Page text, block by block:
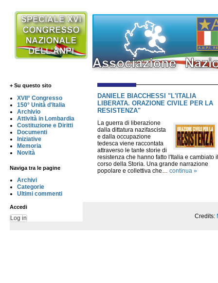
+ Su questo sito
XVII° Congresso
150° Unità d'Italia
Archivio
Attività in Lombardia
Costituzione e Diritti
Documenti
Iniziative
Memoria
Novità
Naviga tra le pagine
Archivi
Categorie
Ultimi commenti
Accedi
Log in
DANIELE BIACCHESSI "L'ITALIA
LIBERATA. ORAZIONE CIVILE PER LA
RESISTENZA"
La guerra di liberazione
dalla dittatura nazifascista
e dalla occupazione
tedesca viene raccontata
attraverso le tante storie di
resistenza che hanno fatto l'Italia e cambiato il
corso della Storia. Una grande narrazione
popolare e collettiva che… continua »
Credits: